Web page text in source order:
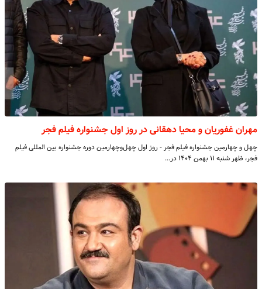
مهران غفوریان و محیا دهقانی در روز اول جشنواره فیلم فجر
چهل‌ و چهارمین جشنواره فیلم فجر - روز اول چهل‌وچهارمین دوره جشنواره بین المللی فیلم
فجر، ظهر شنبه ۱۱ بهمن ۱۴۰۴ در…